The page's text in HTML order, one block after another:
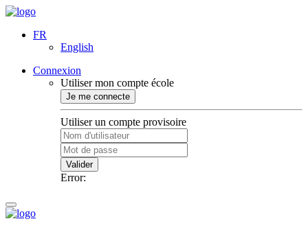
FR
English
Connexion
Utiliser mon compte école
Je me connecte
Utiliser un compte provisoire
Valider
Error: